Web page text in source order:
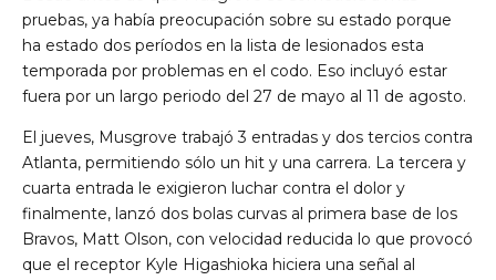
pruebas, ya había preocupación sobre su estado porque
ha estado dos períodos en la lista de lesionados esta
temporada por problemas en el codo. Eso incluyó estar
fuera por un largo periodo del 27 de mayo al 11 de agosto.
El jueves, Musgrove trabajó 3 entradas y dos tercios contra
Atlanta, permitiendo sólo un hit y una carrera. La tercera y
cuarta entrada le exigieron luchar contra el dolor y
finalmente, lanzó dos bolas curvas al primera base de los
Bravos, Matt Olson, con velocidad reducida lo que provocó
que el receptor Kyle Higashioka hiciera una señal al